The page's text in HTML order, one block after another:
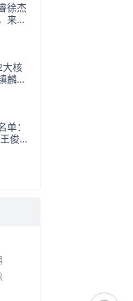
徐杰
来听
大核
麟迎
：
俊杰